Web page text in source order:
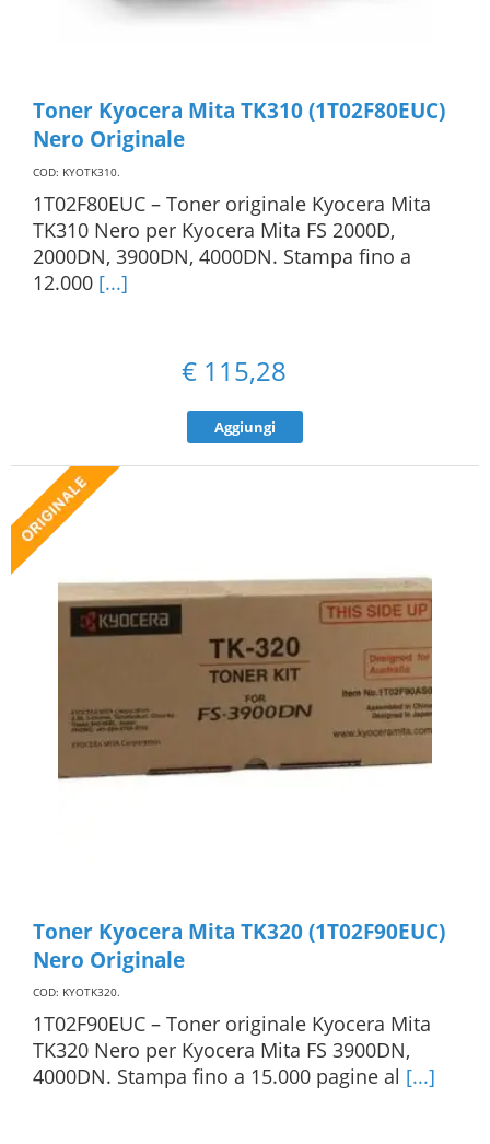
Toner Kyocera Mita TK310 (1T02F80EUC)
Nero Originale
COD: KYOTK310.
1T02F80EUC – Toner originale Kyocera Mita
TK310 Nero per Kyocera Mita FS 2000D,
2000DN, 3900DN, 4000DN. Stampa fino a
12.000 [...]
€ 115,28
Aggiungi
Toner Kyocera Mita TK320 (1T02F90EUC)
Nero Originale
COD: KYOTK320.
1T02F90EUC – Toner originale Kyocera Mita
TK320 Nero per Kyocera Mita FS 3900DN,
4000DN. Stampa fino a 15.000 pagine al [...]